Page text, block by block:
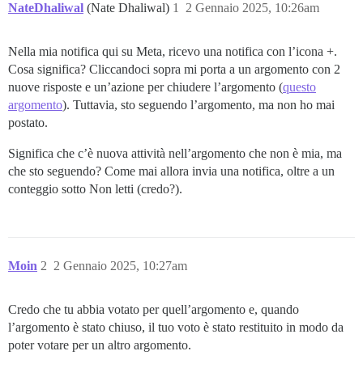
NateDhaliwal (Nate Dhaliwal) 2 Gennaio 2025, 10:26am
1
Nella mia notifica qui su Meta, ricevo una notifica con l’icona +.
Cosa significa? Cliccandoci sopra mi porta a un argomento con 2
nuove risposte e un’azione per chiudere l’argomento (questo
argomento). Tuttavia, sto seguendo l’argomento, ma non ho mai
postato.
Significa che c’è nuova attività nell’argomento che non è mia, ma
che sto seguendo? Come mai allora invia una notifica, oltre a un
conteggio sotto Non letti (credo?).
Moin 2 Gennaio 2025, 10:27am
2
Credo che tu abbia votato per quell’argomento e, quando
l’argomento è stato chiuso, il tuo voto è stato restituito in modo da
poter votare per un altro argomento.